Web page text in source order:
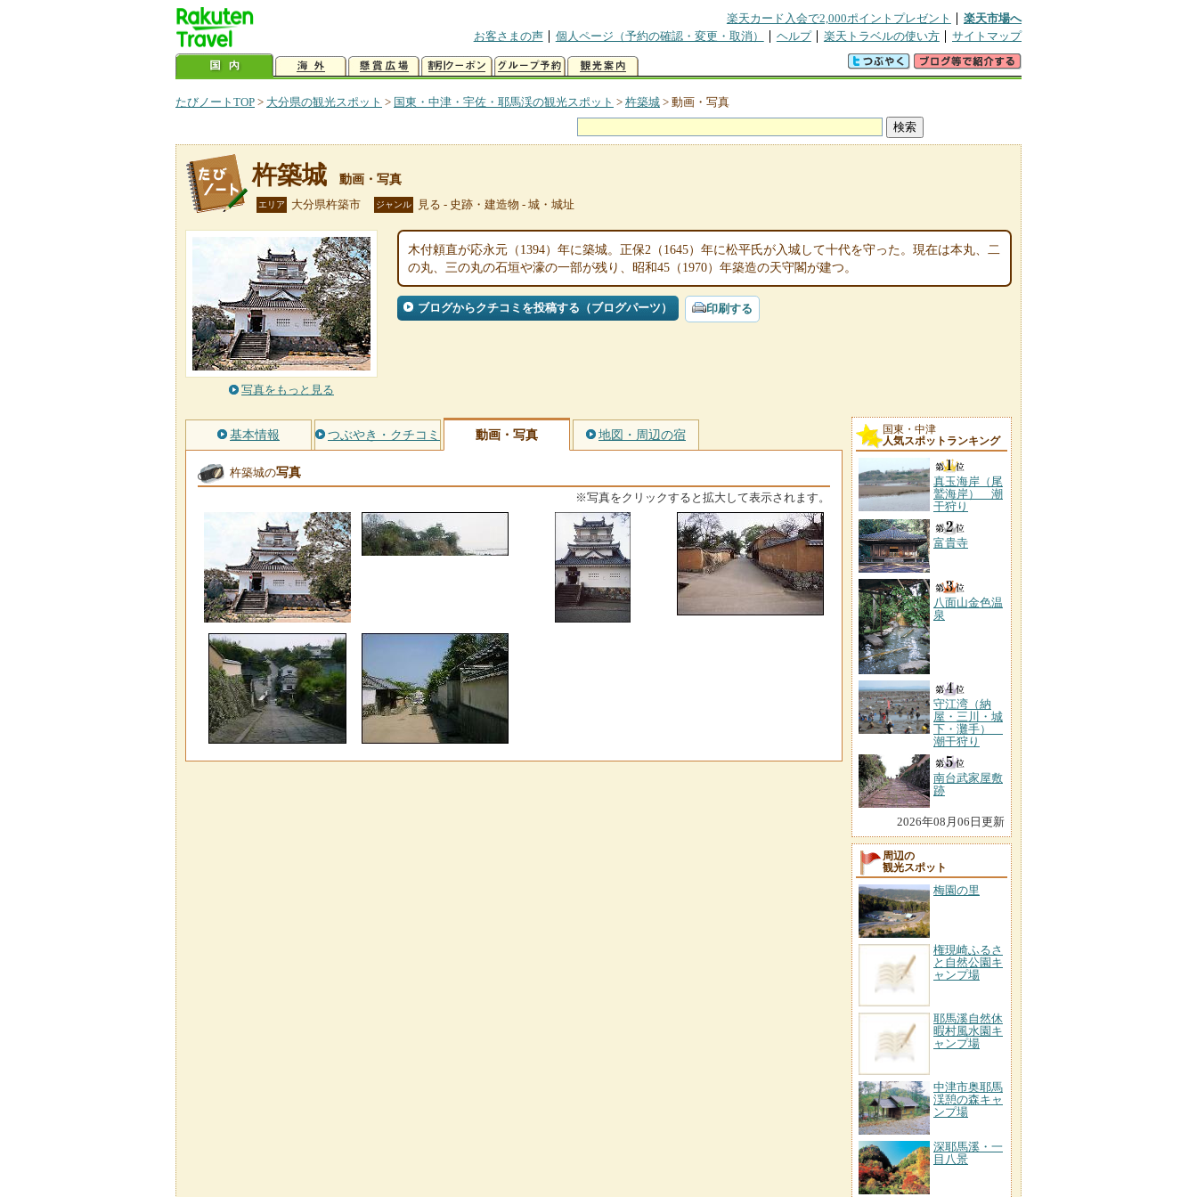
楽天カード入会で2,000ポイントプレゼント
楽天市場へ
お客さまの声
個人ページ（予約の確認・変更・取消） ヘルプ 楽天トラベルの使い方 サイトマップ
たびノートTOP > 大分県の観光スポット > 国東・中津・宇佐・耶馬渓の観光スポット > 杵築城 > 動画・写真
杵築城 動画・写真
エリア 大分県杵築市 ジャンル 見る - 史跡・建造物 - 城・城址
写真をもっと見る
木付頼直が応永元（1394）年に築城。正保2（1645）年に松平氏が入城して十代を守った。現在は本丸、二
の丸、三の丸の石垣や濠の一部が残り、昭和45（1970）年築造の天守閣が建つ。
ブログからクチコミを投稿する（ブログパーツ） 印刷する
基本情報 つぶやき・クチコミ 動画・写真 地図・周辺の宿
杵築城の写真
※写真をクリックすると拡大して表示されます。
国東・中津
人気スポットランキング
真玉海岸（尾
鷲海岸） 潮
干狩り
富貴寺
八面山金色温
泉
守江湾（納
屋・三川・城
下・灘手）
潮干狩り
南台武家屋敷
跡
2026年08月06日更新
周辺の
観光スポット
梅園の里
権現崎ふるさ
と自然公園キ
ャンプ場
耶馬溪自然休
暇村風水園キ
ャンプ場
中津市奥耶馬
渓憩の森キャ
ンプ場
深耶馬溪・一
目八景